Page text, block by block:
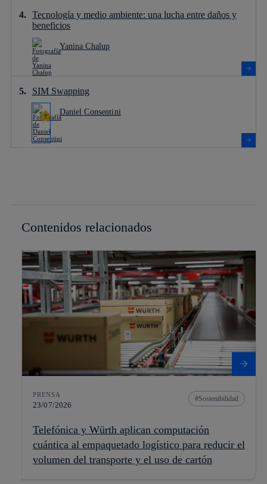
Tecnología y medio ambiente: una lucha entre daños y
beneficios
Yanina Chalup
SIM Swapping
Daniel Consentini
Contenidos relacionados
PRENSA
23/07/2026
Sostenibilidad
Telefónica y Würth aplican computación
cuántica al empaquetado logístico para reducir el
volumen del transporte y el uso de cartón